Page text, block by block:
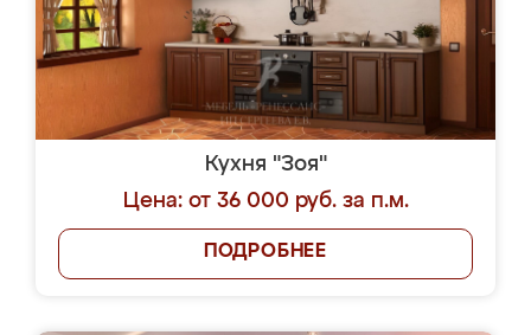
Кухня "Зоя"
Цена: от 36 000 руб. за п.м.
ПОДРОБНЕЕ